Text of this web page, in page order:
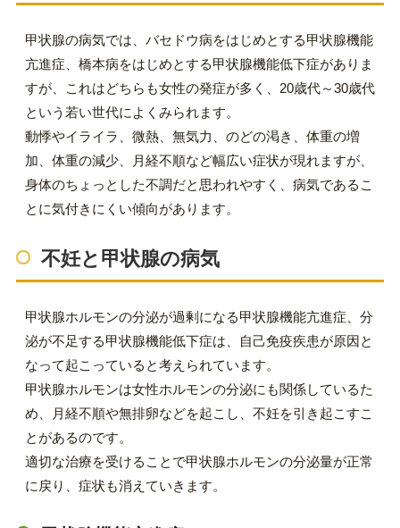
甲状腺の病気では、バセドウ病をはじめとする甲状腺機能
亢進症、橋本病をはじめとする甲状腺機能低下症がありま
すが、これはどちらも女性の発症が多く、20歳代～30歳代
という若い世代によくみられます。
動悸やイライラ、微熱、無気力、のどの渇き、体重の増
加、体重の減少、月経不順など幅広い症状が現れますが、
身体のちょっとした不調だと思われやすく、病気であるこ
とに気付きにくい傾向があります。
不妊と甲状腺の病気
甲状腺ホルモンの分泌が過剰になる甲状腺機能亢進症、分
泌が不足する甲状腺機能低下症は、自己免疫疾患が原因と
なって起こっていると考えられています。
甲状腺ホルモンは女性ホルモンの分泌にも関係しているた
め、月経不順や無排卵などを起こし、不妊を引き起こすこ
とがあるのです。
適切な治療を受けることで甲状腺ホルモンの分泌量が正常
に戻り、症状も消えていきます。